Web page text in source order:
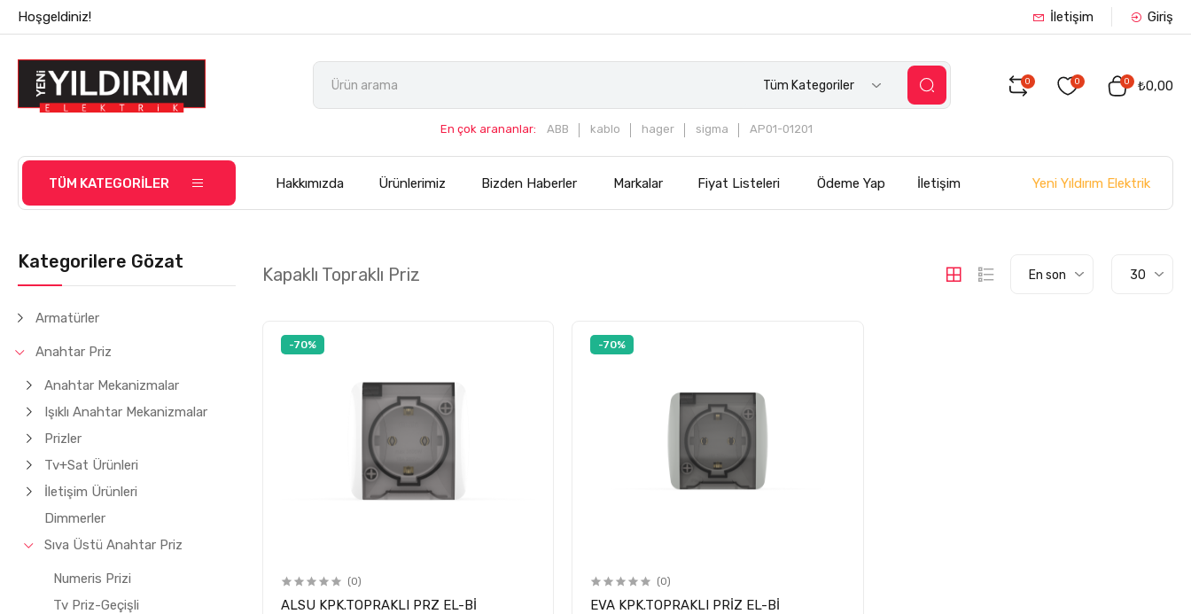
Hoşgeldiniz! İletişim Giriş
Tüm Kategoriler
En çok arananlar: ABB kablo hager sigma AP01-01201
0 0 0 ₺0,00
TÜM KATEGORİLER Hakkımızda Ürünlerimiz Bizden Haberler Markalar Fiyat Listeleri Ödeme Yap İletişim Yeni Yıldırım Elektrik
Kategorilere Gözat
Armatürler
Anahtar Priz
Anahtar Mekanizmalar
Işıklı Anahtar Mekanizmalar
Prizler
Tv+Sat Ürünleri
İletişim Ürünleri
Dimmerler
Sıva Üstü Anahtar Priz
Numeris Prizi
Tv Priz-Geçişli
Kapaklı Topraklı Priz En son 30
-70%
(0)
ALSU KPK.TOPRAKLI PRZ EL-Bİ
-70%
(0)
EVA KPK.TOPRAKLI PRİZ EL-Bİ